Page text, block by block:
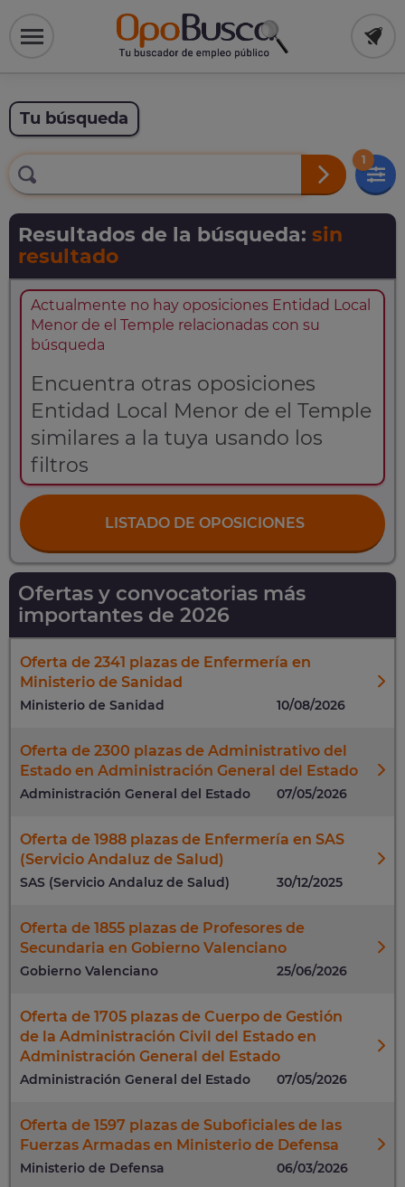
Tu búsqueda
1
Resultados de la búsqueda: sin
resultado
Actualmente no hay oposiciones Entidad Local
Menor de el Temple relacionadas con su
búsqueda
Encuentra otras oposiciones
Entidad Local Menor de el Temple
similares a la tuya usando los
filtros
LISTADO DE OPOSICIONES
Ofertas y convocatorias más
importantes de 2026
Oferta de 2341 plazas de Enfermería en
Ministerio de Sanidad
Ministerio de Sanidad 10/08/2026
Oferta de 2300 plazas de Administrativo del
Estado en Administración General del Estado
Administración General del Estado 07/05/2026
Oferta de 1988 plazas de Enfermería en SAS
(Servicio Andaluz de Salud)
SAS (Servicio Andaluz de Salud) 30/12/2025
Oferta de 1855 plazas de Profesores de
Secundaria en Gobierno Valenciano
Gobierno Valenciano 25/06/2026
Oferta de 1705 plazas de Cuerpo de Gestión
de la Administración Civil del Estado en
Administración General del Estado
Administración General del Estado 07/05/2026
Oferta de 1597 plazas de Suboficiales de las
Fuerzas Armadas en Ministerio de Defensa
Ministerio de Defensa 06/03/2026